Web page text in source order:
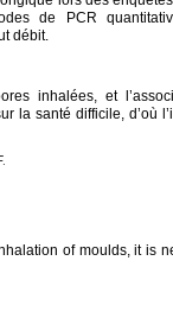
de PCR
débit.
inhalées, et
la santé difficile, d’où
of moulds, it is